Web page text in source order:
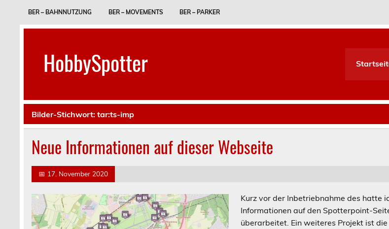
BER – BAHNNUTZUNG BER – MOVEMENTS BER – PARKER
HobbySpotter
Bilder-Stichwort:tar:ts-imp
Neue Informationen auf dieser Webseite
📅 17. November 2020
Kurz vor der Inbetriebnahme des hatte
Informationen auf den Spotterpoint-
überarbeitet. Ein weiteres Projekt ist